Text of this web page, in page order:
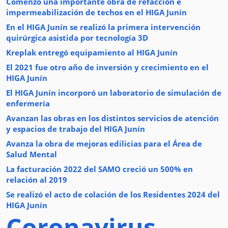
impermeabilización de techos en el HIGA Junín
En el HIGA Junín se realizó la primera intervención
quirúrgica asistida por tecnología 3D
Kreplak entregó equipamiento al HIGA Junín
El 2021 fue otro año de inversión y crecimiento en el
HIGA Junín
El HIGA Junín incorporó un laboratorio de simulación de
enfermería
Avanzan las obras en los distintos servicios de atención
y espacios de trabajo del HIGA Junín
Avanza la obra de mejoras edilicias para el Área de
Salud Mental
La facturación 2022 del SAMO creció un 500% en
relación al 2019
Se realizó el acto de colación de los Residentes 2024 del
HIGA Junín